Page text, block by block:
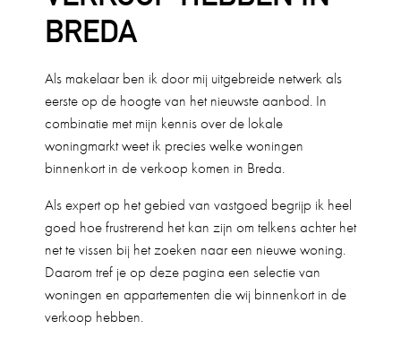
BREDA
Als makelaar ben ik door mij uitgebreide netwerk als
eerste op de hoogte van het nieuwste aanbod. In
combinatie met mijn kennis over de lokale
woningmarkt weet ik precies welke woningen
binnenkort in de verkoop komen in Breda.
Als expert op het gebied van vastgoed begrijp ik heel
goed hoe frustrerend het kan zijn om telkens achter het
net te vissen bij het zoeken naar een nieuwe woning.
Daarom tref je op deze pagina een selectie van
woningen en appartementen die wij binnenkort in de
verkoop hebben.